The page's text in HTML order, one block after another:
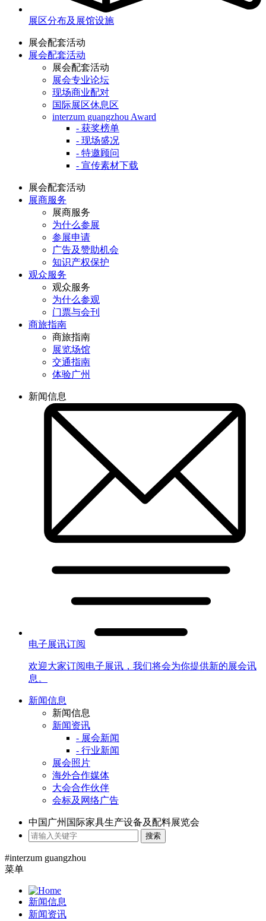
展区分布及展馆设施
展会配套活动
展会配套活动
展会配套活动
展会专业论坛
现场商业配对
国际展区休息区
interzum guangzhou Award
- 获奖榜单
- 现场盛况
- 特邀顾问
- 宣传素材下载
展会配套活动
展商服务
展商服务
为什么参展
参展申请
广告及赞助机会
知识产权保护
观众服务
观众服务
为什么参观
门票与会刊
商旅指南
商旅指南
展览场馆
交通指南
体验广州
新闻信息
电子展讯订阅
欢迎大家订阅电子展讯，我们将会为你提供新的展会讯
息。
新闻信息
新闻信息
新闻资讯
- 展会新闻
- 行业新闻
展会照片
海外合作媒体
大会合作伙伴
会标及网络广告
中国广州国际家具生产设备及配料展览会
搜索
#interzum guangzhou
菜单
新闻信息
新闻资讯